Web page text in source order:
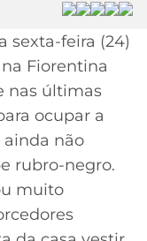
sexta-feira (24)
Fiorentina
nas últimas
ocupar a
ainda não
rubro-negro.
muito